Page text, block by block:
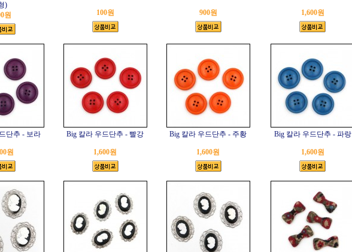
)
원
100원 900원 1,600원
단추 - 보라
원
Big 칼라 우드단추 - 빨강
1,600원
Big 칼라 우드단추 - 주황
1,600원
Big 칼라 우드단추 - 파랑
1,600원